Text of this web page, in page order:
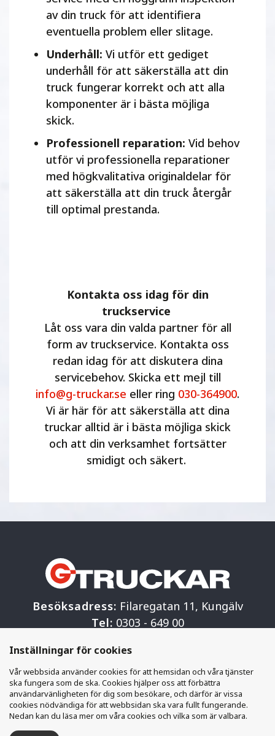
av din truck för att identifiera
eventuella problem eller slitage.
Underhåll: Vi utför ett gediget
underhåll för att säkerställa att din
truck fungerar korrekt och att alla
komponenter är i bästa möjliga
skick.
Professionell reparation: Vid behov
utför vi professionella reparationer
med högkvalitativa originaldelar för
att säkerställa att din truck återgår
till optimal prestanda.
Kontakta oss idag för din
truckservice
Låt oss vara din valda partner för all
form av truckservice. Kontakta oss
redan idag för att diskutera dina
servicebehov. Skicka ett mejl till
info@g-truckar.se eller ring 030-364900.
Vi är här för att säkerställa att dina
truckar alltid är i bästa möjliga skick
och att din verksamhet fortsätter
smidigt och säkert.
Besöksadress: Filaregatan 11, Kungälv
Tel: 0303 - 649 00
G-truckar Materialhantering AB
Inställningar för cookies
Vår webbsida använder cookies för att hemsidan och våra tjänster
ska fungera som de ska. Cookies hjälper oss att förbättra
användarvänligheten för dig som besökare, och därför är vissa
cookies nödvändiga för att webbsidan ska vara fullt fungerande.
Nedan kan du läsa mer om våra cookies och vilka som är valbara.